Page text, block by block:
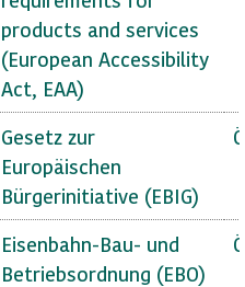
products and services
(European Accessibility
Act, EAA)
Gesetz zur
Europäischen
Bürgerinitiative (EBIG)
Eisenbahn-Bau- und
Betriebsordnung (EBO)